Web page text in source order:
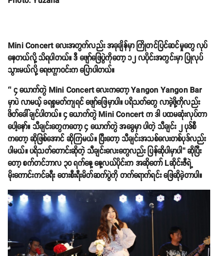
Mini Concert လေးအတွက်လည်း အခုချိန်မှာ ကြိုတင်ပြင်ဆင်မှုတွေ လုပ်
နေတယ်လို့ သိရပါတယ်။ ဒီ ဖျော်ဖြေပွဲကိုတော့ ၁၂ လပိုင်းအတွင်းမှာ ပြုလုပ်
သွားမယ်လို့ ရေဗက္ကာဝင်းက ပြောပါတယ်။
‘’ ၄ ယောက်တွဲ Mini Concert လေးကတော့ Yangon Yangon Bar
မှာပဲ လာမယ့် ခရစ္စမတ်ကျရင် ဖျော်ဖြေမှာပါ။ ပရိသတ်တွေ လာခဲ့ဖို့ကိုလည်း
ဖိတ်ခေါ်ချင်ပါတယ်။ ၄ ယောက်တွဲ Mini Concert က ဒါ ပထမဆုံးလုပ်တာ
ပေါ့နော်။ သီချင်းတွေကတော့ ၄ ယောက်တွဲ အခွေမှာ ပါတဲ့ သီချင်း ၂ ပုဒ်စီ
ကတော့ ဆိုဖြစ်အောင် ဆိုကြမယ်။ ပြီးတော့ သီချင်းအသစ်လေးတစ်ပုဒ်လည်း
ပါမယ်။ ပရိသတ်တောင်းဆိုတဲ့ သီချင်းလေးတွေလည်း ပြန်ဆိုပါမှာပါ’’ ဆိုပြီး
တော့ စက်တင်ဘာလ ၃၀ ရက်နေ့ နေ့လယ်ပိုင်းက အဆိုတော် Lဆိုင်းဇီရဲ့
မိုးကောင်းကင်ခရီး တေးစီးရီးမိတ်ဆက်ပွဲကို တက်ရောက်ရင်း ဖြေဆိုခဲ့တာပါ။